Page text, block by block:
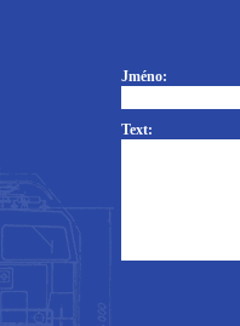
Jméno:
Text: